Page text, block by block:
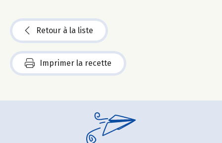
Retour à la liste
Imprimer la recette